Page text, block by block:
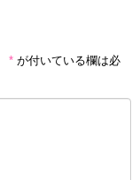
* が付いている欄は必